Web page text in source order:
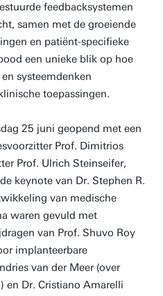
feedbacksystemen
samen met de groeiende
en patiënt-specifieke
een unieke blik op hoe
systeemdenken
toepassingen.
25 juni geopend met een
Prof. Dimitrios
Prof. Ulrich Steinseifer,
keynote van Dr. Stephen R.
van medische
waren gevuld met
van Prof. Shuvo Roy
implanteerbare
van der Meer (over
en Dr. Cristiano Amarelli